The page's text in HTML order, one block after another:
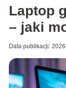
Laptop
– jaki
Data publikacji: